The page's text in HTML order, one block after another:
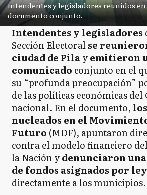
Intendentes y legisladores reunidos
documento conjunto.
Intendentes y legisladores
Sección Electoralse
ciudad de Pilayemitieron
comunicado conjunto en el
su “profunda preocupación”
de las políticas económicas del
nacional. En el documento,
nucleados en el
Futuro (MDF), apuntaron
contra el modelo financiero
la Nación ydenunciaron
de fondos asignados por ley
directamente a los municipios.